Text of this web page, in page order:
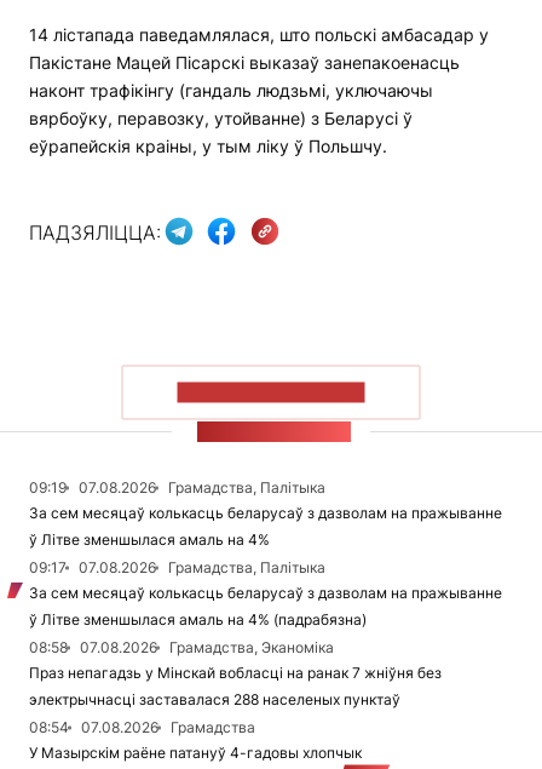
14 лістапада паведамлялася, што польскі амбасадар у
Пакістане Мацей Пісарскі выказаў занепакоенасць
наконт трафікінгу (гандаль людзьмі, уключаючы
вярбоўку, перавозку, утойванне) з Беларусі ў
еўрапейскія краіны, у тым ліку ў Польшчу.
ПАДЗЯЛІЦЦА:
09:19 07.08.2026
Грамадства, Палітыка
За сем месяцаў колькасць беларусаў з дазволам на пражыванне
ў Літве зменшылася амаль на 4%
09:17
07.08.2026
Грамадства, Палітыка
За сем месяцаў колькасць беларусаў з дазволам на пражыванне
ў Літве зменшылася амаль на 4% (падрабязна)
08:58
07.08.2026
Грамадства, Эканоміка
Праз непагадзь у Мінскай вобласці на ранак 7 жніўня без
электрычнасці заставалася 288 населеных пунктаў
08:54
07.08.2026
Грамадства
У Мазырскім раёне патануў 4-гадовы хлопчык